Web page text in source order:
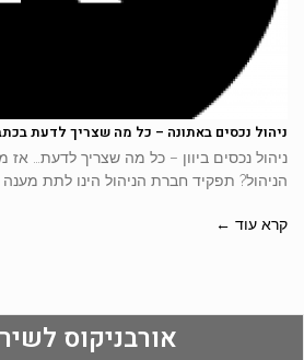
ניהול נכסים באתונה – כל מה שצריך לדעת
ניהול נכסים ביוון – כל מה שצריך לדעת…
הניהול? תפקיד חברת הניהול הינו לתת מענה
קרא עוד ←
אורבניקוס